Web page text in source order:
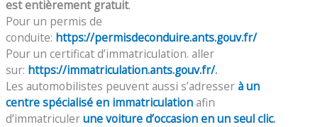
est entièrement gratuit.
Pour un permis de
conduite: https://permisdeconduire.ants.gouv.fr/
Pour un certificat d’immatriculation. aller
sur: https://immatriculation.ants.gouv.fr/.
Les automobilistes peuvent aussi s’adresserà un
centre spécialisé en immatriculationafin
d’immatriculerune voiture d’occasion en un seul clic.